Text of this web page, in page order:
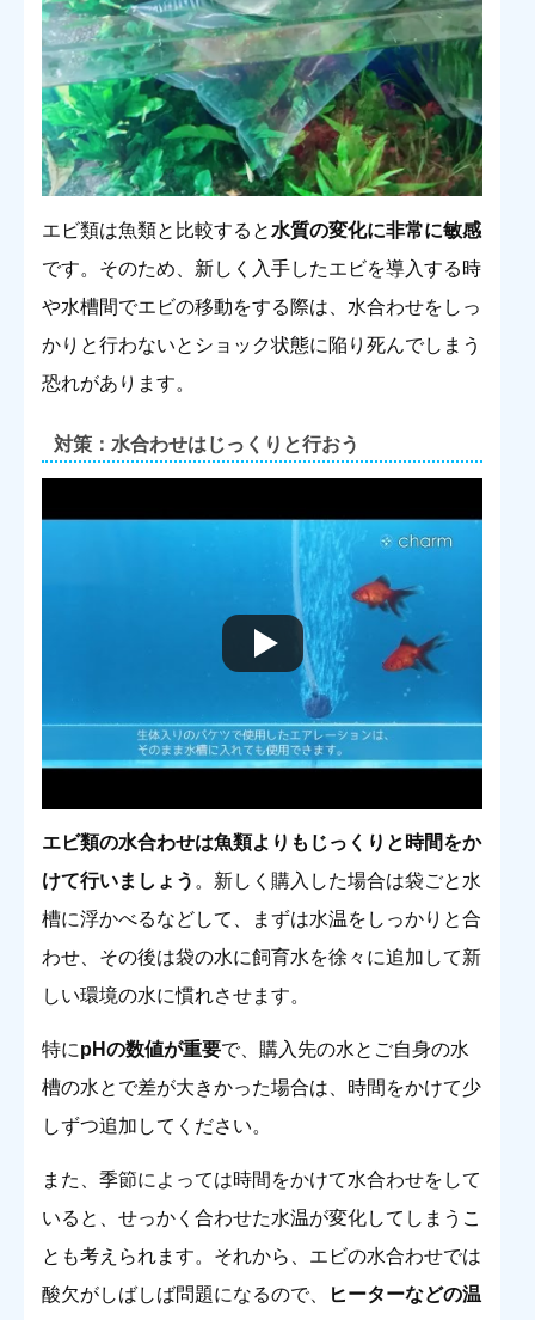
エビ類は魚類と比較すると 水質の変化に非常に敏感
です。そのため、新しく入手したエビを導入する時
や水槽間でエビの移動をする際は、水合わせをしっ
かりと行わないとショック状態に陥り死んでしまう
恐れがあります。
対策：水合わせはじっくりと行おう
エビ類の水合わせは魚類よりもじっくりと時間をか
けて行いましょう 。新しく購入した場合は袋ごと水
槽に浮かべるなどして、まずは水温をしっかりと合
わせ、その後は袋の水に飼育水を徐々に追加して新
しい環境の水に慣れさせます。
特にpHの数値が重要で、購入先の水とご自身の水
槽の水とで差が大きかった場合は、時間をかけて少
しずつ追加してください。
また、季節によっては時間をかけて水合わせをして
いると、せっかく合わせた水温が変化してしまうこ
とも考えられます。それから、エビの水合わせでは
酸欠がしばしば問題になるので、
ヒーターなどの温